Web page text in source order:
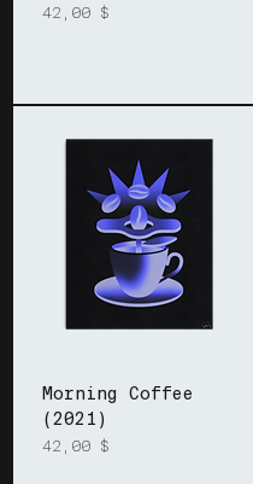
Prix
42,00 $
Morning Coffee
(2021)
Prix
42,00 $